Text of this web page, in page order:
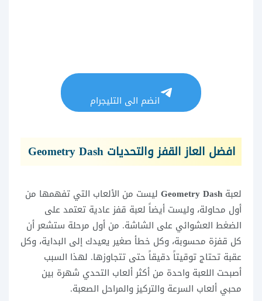
انضم الى التليجرام
افضل العاز القفز والتحديات Geometry Dash
لعبة Geometry Dash ليست من الألعاب التي تفهمها من
أول محاولة، وليست أيضاً لعبة قفز عادية تعتمد على
الضغط العشوائي على الشاشة. من أول مرحلة ستشعر أن
كل قفزة محسوبة، وكل خطأ صغير يعيدك إلى البداية، وكل
عقبة تحتاج توقيتاً دقيقاً حتى تتجاوزها. لهذا السبب
أصبحت اللعبة واحدة من أكثر ألعاب التحدي شهرة بين
محبي ألعاب السرعة والتركيز والمراحل الصعبة.